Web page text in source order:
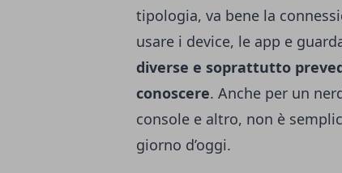
tipologia, va bene la
usare i device, le app e
diverse e soprattutto
conoscere. Anche per un
console e altro, non è
giorno d’oggi.